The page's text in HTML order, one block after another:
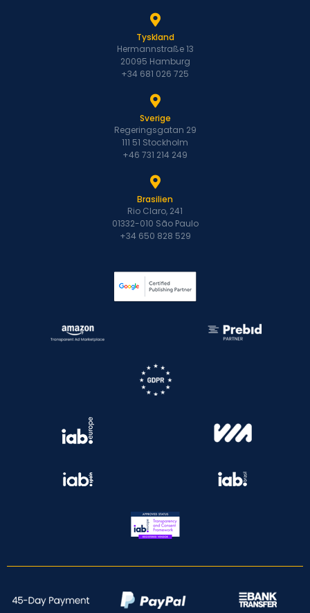
Tyskland
Hermannstraße 13
20095 Hamburg
+34 681 026 725
Sverige
Regeringsgatan 29
111 51 Stockholm
+46 731 214 249
Brasilien
Rio Claro, 241
01332-010 São Paulo
+34 650 828 529